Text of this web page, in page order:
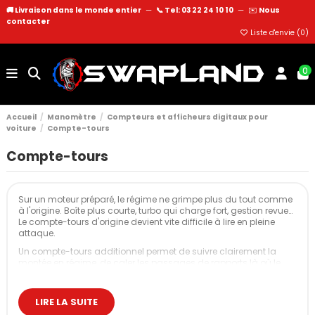
🚚 Livraison dans le monde entier — 📞 Tel: 03 22 24 10 10 — ✉️ Nous
contacter
Liste d'envie (0)
0
Accueil Manomètre
Compteurs et afficheurs digitaux pour
voiture
Compte-tours
Compte-tours
Sur un moteur préparé, le régime ne grimpe plus du tout comme
à l'origine. Boîte plus courte, turbo qui charge fort, gestion revue…
Le compte-tours d'origine devient vite difficile à lire en pleine
attaque.
Un compte-tours additionnel permet de suivre clairement la
Pourquoi ajouter un compte-tours dédié ?
LIRE LA SUITE